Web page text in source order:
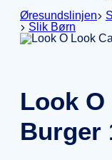
Øresundslinjen
Slik Børn
Look
Burger